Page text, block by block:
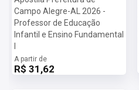
Campo Alegre-AL 2026 -
Professor de Educação
Infantil e Ensino Fundamental
I
A partir de
R$ 31,62